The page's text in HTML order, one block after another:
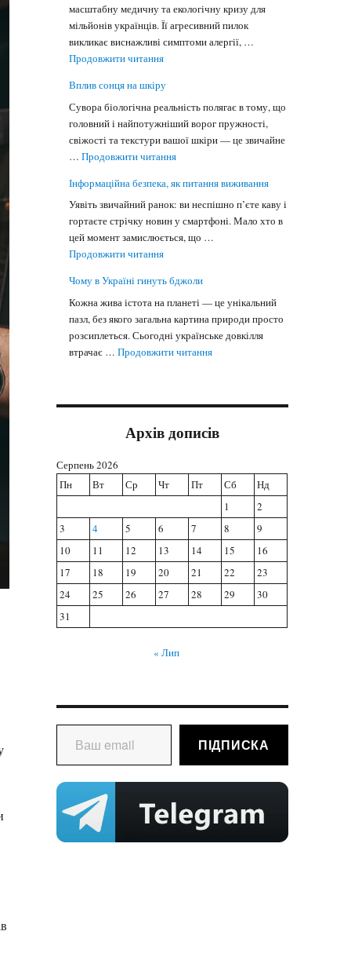
масштабну медичну та екологічну кризу для
мільйонів українців. Її агресивний пилок
викликає виснажливі симптоми алергії, …
Продовжити читання"Амброзія в Україні"
Вплив сонця на шкіру
Сувора біологічна реальність полягає в тому, що
головний і найпотужніший ворог пружності,
свіжості та текстури вашої шкіри — це звичайне
…Продовжити читання"Вплив сонця на шкіру"
Інформаційна безпека, як питання виживання
Уявіть звичайний ранок: ви неспішно п’єте каву і
гортаєте стрічку новин у смартфоні. Мало хто в
цей момент замислюється, що …
Продовжити читання"Інформаційна безпека, як питання
Чому в Україні гинуть бджоли
Кожна жива істота на планеті — це унікальний
пазл, без якого загальна картина природи просто
розсиплеться. Сьогодні українське довкілля
втрачає …Продовжити читання"Чому в Україні гинуть
Архів дописів
Серпень 2026
Пн
Вт Ср Чт Пт Сб
Нд
1
2
3
4 5 6 7 8
9
10
11 12 13 14 15
16
17
18 19 20 21 22
23
24
25 26 27 28 29
30
31
« Лип
Ваш email
ПІДПИСКА